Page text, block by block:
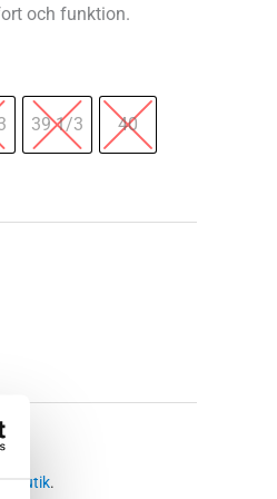
och funktion.
39 1/3 40
butik.